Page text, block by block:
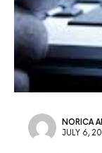
NORICA
JULY 6,